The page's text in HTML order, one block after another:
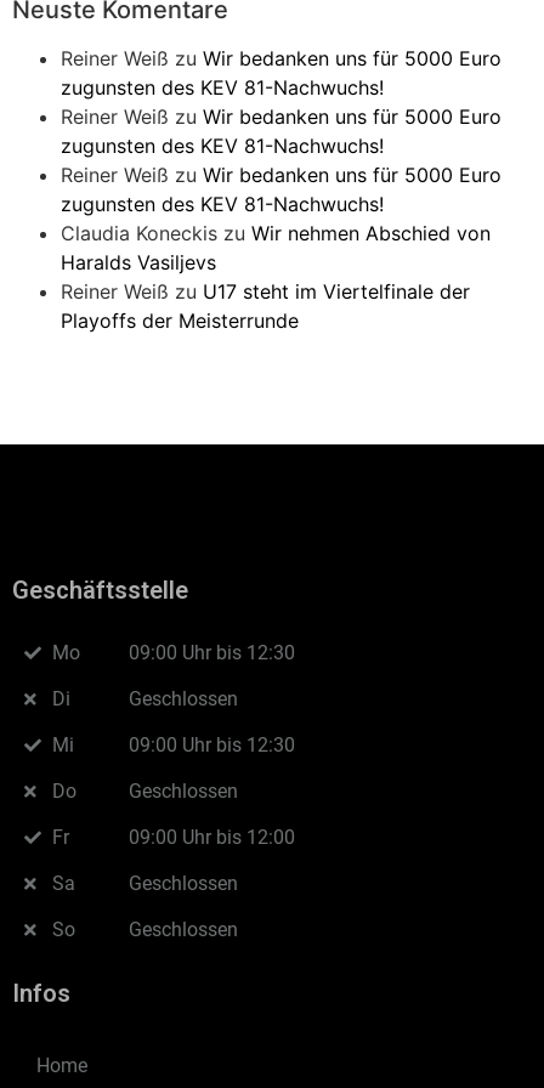
Neuste Komentare
Reiner Weiß zu Wir bedanken uns für 5000 Euro
zugunsten des KEV 81-Nachwuchs!
Reiner Weiß zu Wir bedanken uns für 5000 Euro
zugunsten des KEV 81-Nachwuchs!
Reiner Weiß zu Wir bedanken uns für 5000 Euro
zugunsten des KEV 81-Nachwuchs!
Claudia Koneckis zu Wir nehmen Abschied von
Haralds Vasiljevs
Reiner Weiß zu U17 steht im Viertelfinale der
Playoffs der Meisterrunde
Geschäftsstelle
Mo
Di
Mi
Do
Fr
Sa
So
09:00 Uhr bis 12:30
Geschlossen
09:00 Uhr bis 12:30
Geschlossen
09:00 Uhr bis 12:00
Geschlossen
Geschlossen
Infos
Home